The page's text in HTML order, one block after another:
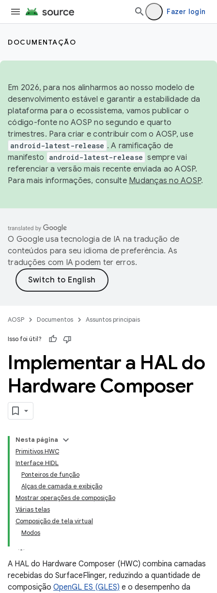
Fazer login
DOCUMENTAÇÃO
Em 2026, para nos alinharmos ao nosso modelo de
desenvolvimento estável e garantir a estabilidade da
plataforma para o ecossistema, vamos publicar o
código-fonte no AOSP no segundo e quarto
trimestres. Para criar e contribuir com o AOSP, use
android-latest-release . A ramificação de
manifesto
android-latest-release sempre vai
referenciar a versão mais recente enviada ao AOSP.
Para mais informações, consulte Mudanças no AOSP.
O Google usa tecnologia de IA na tradução de
conteúdos para seu idioma de preferência. As
traduções com IA podem ter erros.
AOSP Documentos Assuntos principais
Isso foi útil?
Implementar a HAL do
Hardware Composer
Nesta página
Primitivos HWC
Interface HIDL
Ponteiros de função
Alças de camada e exibição
Mostrar operações de composição
Várias telas
Composição de tela virtual
Modos
A HAL do Hardware Composer (HWC) combina camadas
recebidas do SurfaceFlinger, reduzindo a quantidade de
composição OpenGL ES (GLES) e o desempenho da